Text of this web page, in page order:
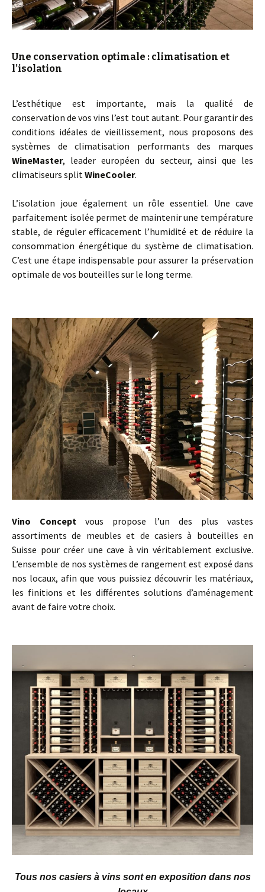
Une conservation optimale : climatisation et
l’isolation
L’esthétique est importante, mais la qualité de
conservation de vos vins l’est tout autant. Pour garantir des
conditions idéales de vieillissement, nous proposons des
systèmes de climatisation performants des marques
WineMaster, leader européen du secteur, ainsi que les
climatiseurs splitWineCooler.
L’isolation joue également un rôle essentiel. Une cave
parfaitement isolée permet de maintenir une température
stable, de réguler efficacement l’humidité et de réduire la
consommation énergétique du système de climatisation.
C’est une étape indispensable pour assurer la préservation
optimale de vos bouteilles sur le long terme.
Vino Conceptvous propose l’un des plus vastes
assortiments de meubles et de casiers à bouteilles en
Suisse pour créer une cave à vin véritablement exclusive.
L’ensemble de nos systèmes de rangement est exposé dans
nos locaux, afin que vous puissiez découvrir les matériaux,
les finitions et les différentes solutions d’aménagement
avant de faire votre choix.
Tous nos casiers à vins sont en exposition dans nos